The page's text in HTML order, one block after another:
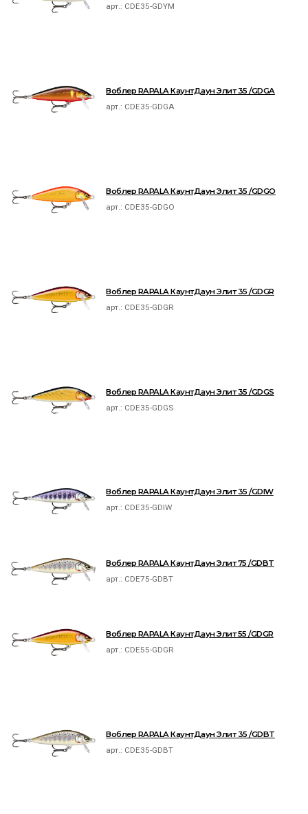
арт.: CDE35-GDYM
Воблер RAPALA КаунтДаун Элит 35 /GDGA
арт.: CDE35-GDGA
Воблер RAPALA КаунтДаун Элит 35 /GDGO
арт.: CDE35-GDGO
Воблер RAPALA КаунтДаун Элит 35 /GDGR
арт.: CDE35-GDGR
Воблер RAPALA КаунтДаун Элит 35 /GDGS
арт.: CDE35-GDGS
Воблер RAPALA КаунтДаун Элит 35 /GDIW
арт.: CDE35-GDIW
Воблер RAPALA КаунтДаун Элит 75 /GDBT
арт.: CDE75-GDBT
Воблер RAPALA КаунтДаун Элит 55 /GDGR
арт.: CDE55-GDGR
Воблер RAPALA КаунтДаун Элит 35 /GDBT
арт.: CDE35-GDBT